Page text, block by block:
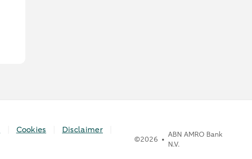
Cookies
Disclaimer
©2026
ABN AMRO Bank
N.V.